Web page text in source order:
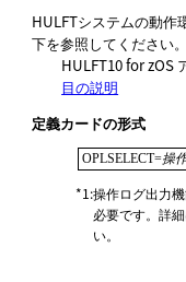
HULFTシステムの動作
下を参照してください。
HULFT10 forzOS
目の説明
定義カードの形式
OPLSELECT=操
*1:操作ログ出力
必要です。詳
い。